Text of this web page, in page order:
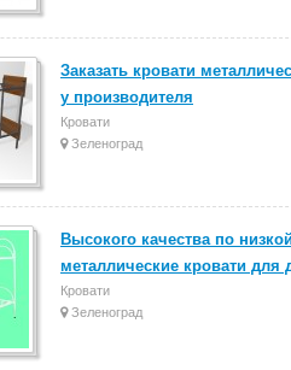
Заказать кровати
у производителя
Кровати
Зеленоград
Высокого качества по
металлические кровати для
Кровати
Зеленоград